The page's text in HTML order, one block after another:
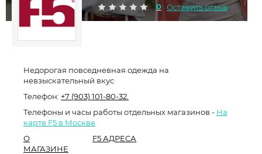
0 Оставить отзыв
Недорогая повседневная одежда на
невзыскательный вкус
Телефон: +7 (903) 101-80-32.
Телефоны и часы работы отдельных магазинов - На
карте F5 в Москве
О
МАГАЗИНЕ
F5 АДРЕСА